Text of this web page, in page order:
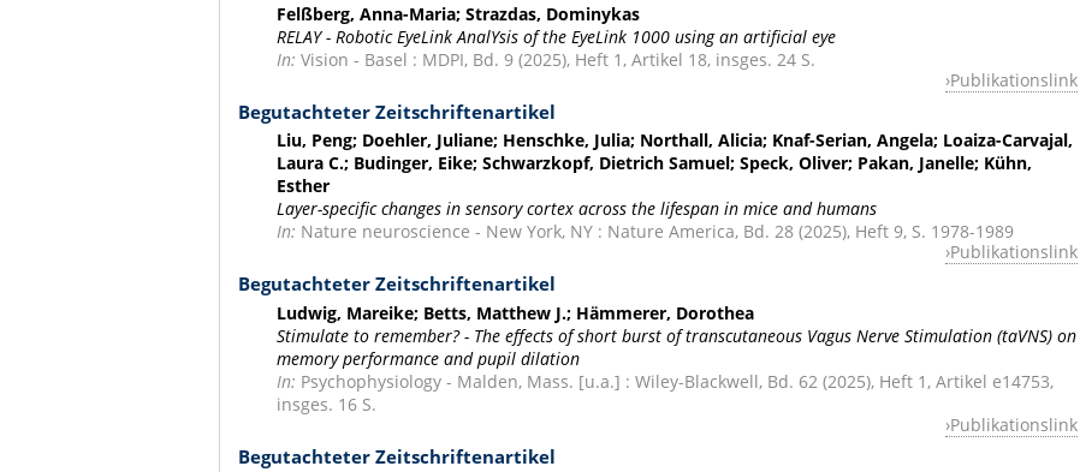
Felßberg, Anna-Maria; Strazdas, Dominykas
RELAY - Robotic EyeLink AnalYsis of the EyeLink 1000 using an artificial eye
In:Vision - Basel : MDPI, Bd. 9 (2025), Heft 1, Artikel 18, insges. 24 S.
Publikationslink
Begutachteter Zeitschriftenartikel
Liu, Peng; Doehler, Juliane; Henschke, Julia; Northall, Alicia; Knaf-Serian, Angela; Loaiza-Carvajal,
Laura C.; Budinger, Eike; Schwarzkopf, Dietrich Samuel; Speck, Oliver; Pakan, Janelle; Kühn,
Esther
Layer-specific changes in sensory cortex across the lifespan in mice and humans
In: Nature neuroscience - New York, NY : Nature America, Bd. 28 (2025), Heft 9, S. 1978-1989
Publikationslink
Begutachteter Zeitschriftenartikel
Ludwig, Mareike; Betts, Matthew J.; Hämmerer, Dorothea
Stimulate to remember? - The effects of short burst of transcutaneous Vagus Nerve Stimulation (taVNS) on
memory performance and pupil dilation
In: Psychophysiology - Malden, Mass. [u.a.] : Wiley-Blackwell, Bd. 62 (2025), Heft 1, Artikel e14753,
insges. 16 S.
Publikationslink
Begutachteter Zeitschriftenartikel